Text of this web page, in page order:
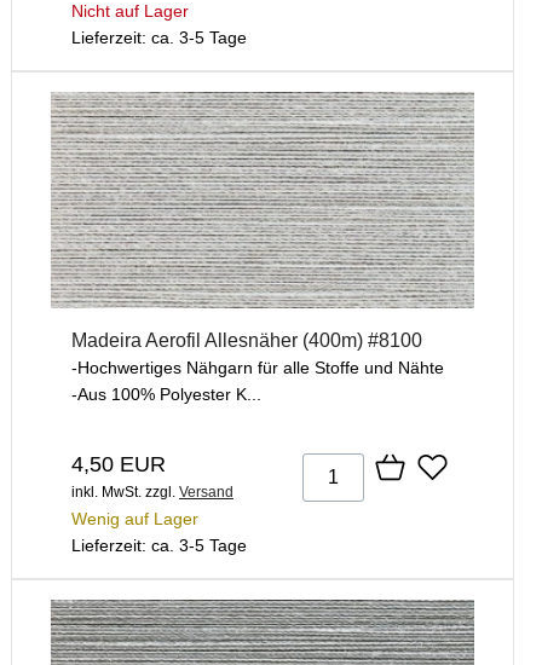
Nicht auf Lager
Lieferzeit: ca. 3-5 Tage
Madeira Aerofil Allesnäher (400m) #8100
-Hochwertiges Nähgarn für alle Stoffe und Nähte
-Aus 100% Polyester K...
4,50 EUR
inkl. MwSt. zzgl. Versand
Wenig auf Lager
Lieferzeit: ca. 3-5 Tage